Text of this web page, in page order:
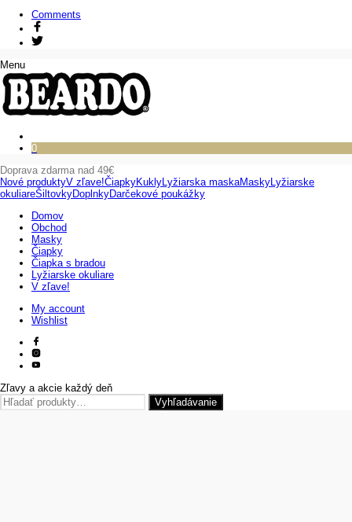
Comments
Menu
0
Doprava zdarma nad 49€
Nové produktyV zľave!ČiapkyKuklyLyžiarska maskaMaskyLyžiarske
okuliareŠiltovkyDoplnkyDarčekové poukážky
Domov
Obchod
Masky
Čiapky
Čiapka s bradou
Lyžiarske okuliare
V zľave!
My account
Wishlist
Zľavy a akcie každý deň
Hľadať:
Vyhľadávanie